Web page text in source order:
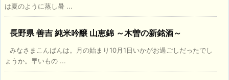
は夏のように蒸し暑 ...
長野県 善吉 純米吟醸 山恵錦 ～木曽の新銘酒～
みなさまこんばんは。月の始まり10月1日いかがお過ごしだったでし
ょうか。早いもの ...